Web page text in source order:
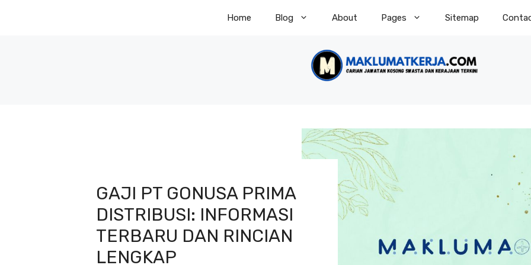
Home Blog About Pages Sitemap
GAJI PT GONUSA PRIMA
DISTRIBUSI: INFORMASI
TERBARU DAN RINCIAN
LENGKAP